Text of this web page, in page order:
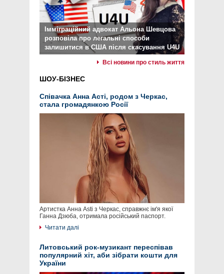
Імміграційний адвокат Альона Шевцова
розповіла про легальні способи
залишитися в США після скасування U4U
Всі новини про стиль життя
ШОУ-БІЗНЕС
Співачка Анна Асті, родом з Черкас,
стала громадянкою Росії
Артистка Анна Asti з Черкас, справжнє ім'я якої
Ганна Дзюба, отримала російський паспорт.
Читати далі
Литовський рок-музикант переспівав
популярний хіт, аби зібрати кошти для
України